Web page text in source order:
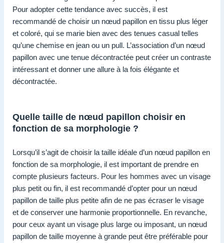
Pour adopter cette tendance avec succès, il est
recommandé de choisir un nœud papillon en tissu plus léger
et coloré, qui se marie bien avec des tenues casual telles
qu’une chemise en jean ou un pull. L’association d’un nœud
papillon avec une tenue décontractée peut créer un contraste
intéressant et donner une allure à la fois élégante et
décontractée.
Quelle taille de nœud papillon choisir en
fonction de sa morphologie ?
Lorsqu’il s’agit de choisir la taille idéale d’un nœud papillon en
fonction de sa morphologie, il est important de prendre en
compte plusieurs facteurs. Pour les hommes avec un visage
plus petit ou fin, il est recommandé d’opter pour un nœud
papillon de taille plus petite afin de ne pas écraser le visage
et de conserver une harmonie proportionnelle. En revanche,
pour ceux ayant un visage plus large ou imposant, un nœud
papillon de taille moyenne à grande peut être préférable pour